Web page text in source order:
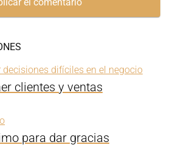
clientes y ventas
para dar gracias